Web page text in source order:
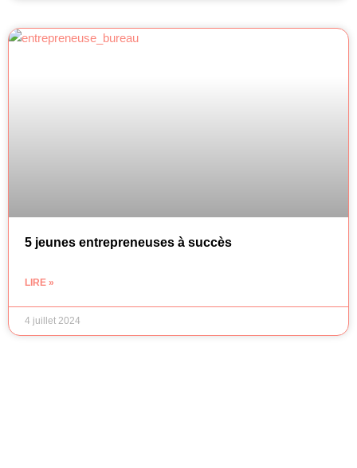
5 jeunes entrepreneuses à succès
LIRE »
4 juillet 2024